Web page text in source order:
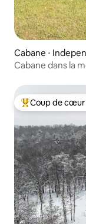
Cabane ⋅
Cabane dans la
Coups de cœur
Coup de cœur